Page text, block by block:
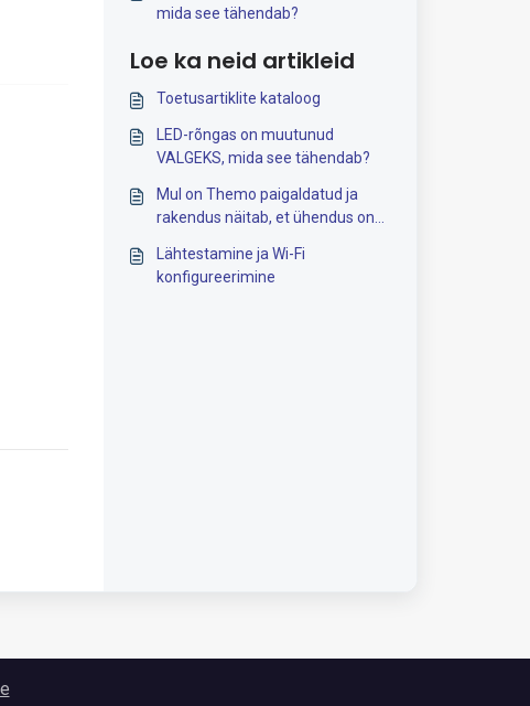
mida see tähendab?
Loe ka neid artikleid
Toetusartiklite kataloog
LED-rõngas on muutunud
VALGEKS, mida see tähendab?
Mul on Themo paigaldatud ja
rakendus näitab, et ühendus on
ja mida saab teha?
Lähtestamine ja Wi-Fi
konfigureerimine